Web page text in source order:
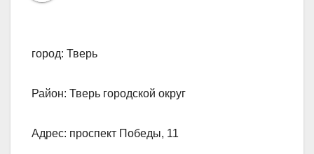
город: Тверь
Район: Тверь городской округ
Адрес: проспект Победы, 11